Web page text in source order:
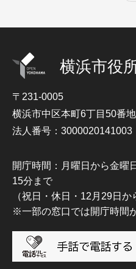
横浜市役
〒231-0005
横浜市中区本町6丁目50番
法人番号：3000020141003
開庁時間：月曜日から金曜
15分まで
（祝日・休日・12月29日か
※一部の窓口では開庁時間